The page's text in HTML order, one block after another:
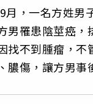
月，一名方姓男
男罹患陰莖癌
找不到腫瘤，
膿傷，讓方男事